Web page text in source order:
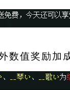
数值奖励加